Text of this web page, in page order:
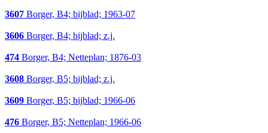
3607 Borger, B4; bijblad; 1963-07
3606 Borger, B4; bijblad; z.j.
474 Borger, B4; Netteplan; 1876-03
3608 Borger, B5; bijblad; z.j.
3609 Borger, B5; bijblad; 1966-06
476 Borger, B5; Netteplan; 1966-06